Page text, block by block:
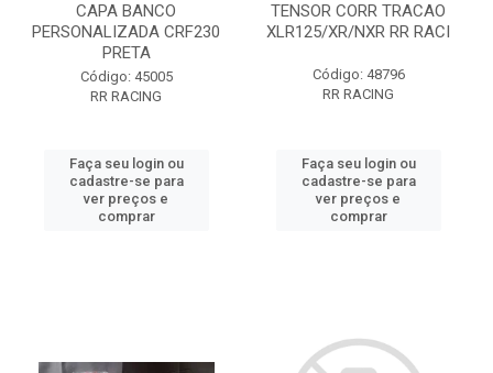
CAPA BANCO
PERSONALIZADA CRF230
PRETA
Código: 45005
RR RACING
Faça seu login ou
cadastre-se para
ver preços e
comprar
TENSOR CORR TRACAO
XLR125/XR/NXR RR RACI
Código: 48796
RR RACING
Faça seu login ou
cadastre-se para
ver preços e
comprar